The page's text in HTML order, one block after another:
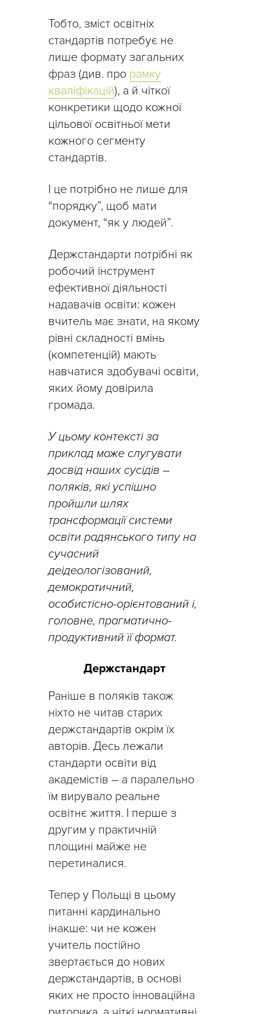
Тобто, зміст освітніх
стандартів потребує не
лише формату загальних
фраз (див. про рамку
кваліфікацій), а й чіткої
конкретики щодо кожної
цільової освітньої мети
кожного сегменту
стандартів.
І це потрібно не лише для
“порядку”, щоб мати
документ, “як у людей”.
Держстандарти потрібні як
робочий інструмент
ефективної діяльності
надавачів освіти: кожен
вчитель має знати, на якому
рівні складності вмінь
(компетенцій) мають
навчатися здобувачі освіти,
яких йому довірила
громада.
У цьому контексті за
приклад може слугувати
досвід наших сусідів –
поляків, які успішно
пройшли шлях
трансформації системи
освіти радянського типу на
сучасний
деідеологізований,
демократичний,
особистісно-орієнтований і,
головне, прагматично-
продуктивний її формат.
Держстандарт
Раніше в поляків також
ніхто не читав старих
держстандартів окрім їх
авторів. Десь лежали
стандарти освіти від
академістів – а паралельно
їм вирувало реальне
освітнє життя. І перше з
другим у практичній
площині майже не
перетиналися.
Тепер у Польщі в цьому
питанні кардинально
інакше: чи не кожен
учитель постійно
звертається до нових
держстандартів, в основі
яких не просто інноваційна